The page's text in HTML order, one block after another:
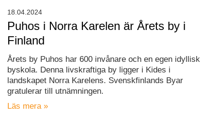
Puhos i Norra Karelen är Årets by i
Finland
Årets by Puhos har 600 invånare och en egen idyllisk
byskola. Denna livskraftiga by ligger i Kides i
landskapet Norra Karelens. Svenskfinlands Byar
gratulerar till utnämningen.
Läs mera »
18.04.2024